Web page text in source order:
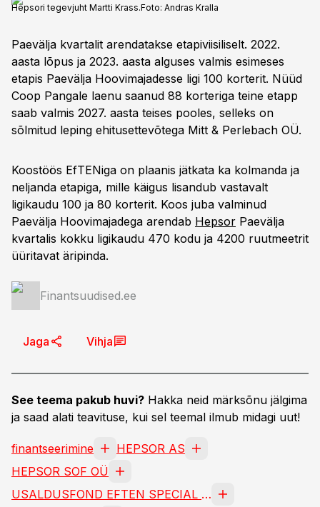
Hepsori tegevjuht Martti Krass.Foto: Andras Kralla
Paevälja kvartalit arendatakse etapiviisiliselt. 2022.
aasta lõpus ja 2023. aasta alguses valmis esimeses
etapis Paevälja Hoovimajadesse ligi 100 korterit. Nüüd
Coop Pangale laenu saanud 88 korteriga teine etapp
saab valmis 2027. aasta teises pooles, selleks on
sõlmitud leping ehitusettevõtega Mitt & Perlebach OÜ.
Koostöös EfTENiga on plaanis jätkata ka kolmanda ja
neljanda etapiga, mille käigus lisandub vastavalt
ligikaudu 100 ja 80 korterit. Koos juba valminud
Paevälja Hoovimajadega arendab Hepsor Paevälja
kvartalis kokku ligikaudu 470 kodu ja 4200 ruutmeetrit
üüritavat äripinda.
Finantsuudised.ee
Jaga Vihja
See teema pakub huvi? Hakka neid märksõnu jälgima
ja saad alati teavituse, kui sel teemal ilmub midagi uut!
finantseerimine
HEPSOR AS
HEPSOR SOF OÜ
USALDUSFOND EFTEN SPECIAL OPPORTUNITIES FUND UÜ